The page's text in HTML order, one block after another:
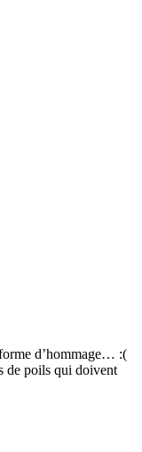
d’hommage… :(
de poils qui doivent